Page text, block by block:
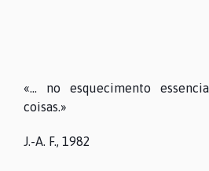
«... no esquecimento
coisas.»
J.-A. F., 1982